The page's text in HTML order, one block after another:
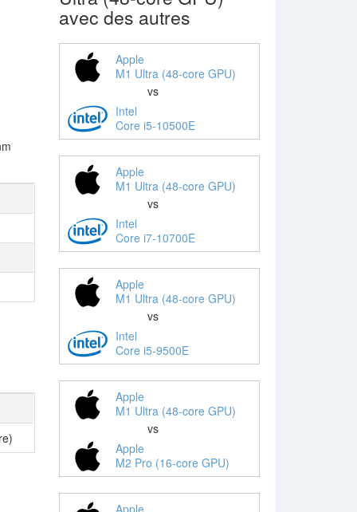
avec des autres
Apple
M1 Ultra (48-core GPU)
vs
Intel
Core i5-10500E
Apple
M1 Ultra (48-core GPU)
vs
Intel
Core i7-10700E
Apple
M1 Ultra (48-core GPU)
vs
Intel
Core i5-9500E
Apple
M1 Ultra (48-core GPU)
vs
Apple
M2 Pro (16-core GPU)
Apple